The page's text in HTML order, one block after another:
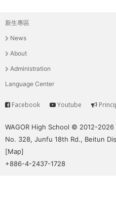
主
選
單
新生專區
News
About
Administration
Language Center
Service
Facebook Youtube
WAGOR High School © 2012-2026
No. 328, Junfu 18th Rd., Beitun
[Map]
+886-4-2437-1728